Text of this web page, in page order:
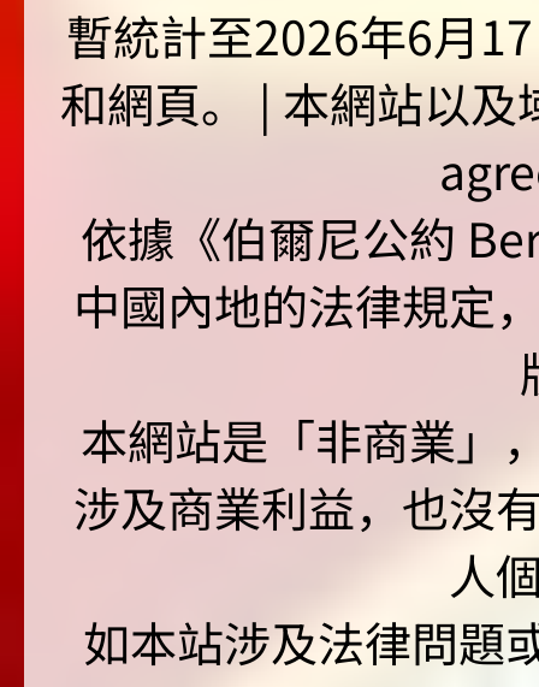
暫統計至2026年6月
和網頁。 | 本網站以
依據《伯爾尼公約
中國內地的法律規定
本網站是「非商業
涉及商業利益，也沒
人
如本站涉及法律問題